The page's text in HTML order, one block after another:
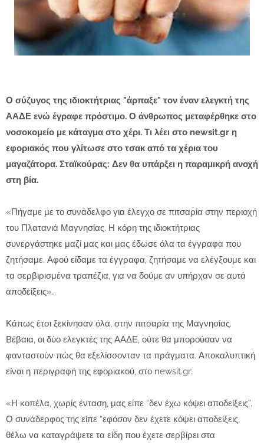
Ο σύζυγος της ιδιοκτήτριας "άρπαξε" τον έναν ελεγκτή της
ΑΑΔΕ ενώ έγραφε πρόστιμο. Ο άνθρωπος μεταφέρθηκε στο
νοσοκομείο με κάταγμα στο χέρι. Τι λέει στο newsit.gr η
εφοριακός που γλίτωσε στο τσακ από τα χέρια του
μαγαζάτορα. Σταϊκούρας: Δεν θα υπάρξει η παραμικρή ανοχή
στη βία.
«Πήγαμε με το συνάδελφο για έλεγχο σε πιτσαρία στην περιοχή
του Πλατανιά Μαγνησίας. Η κόρη της ιδιοκτήτριας
συνεργάστηκε μαζί μας και μας έδωσε όλα τα έγγραφα που
ζητήσαμε. Αφού είδαμε τα έγγραφα, ζητήσαμε να ελέγξουμε και
τα σερβιρισμένα τραπέζια, για να δούμε αν υπήρχαν σε αυτά
αποδείξεις»…
Κάπως έτσι ξεκίνησαν όλα, στην πιτσαρία της Μαγνησίας.
Βέβαια, οι δύο ελεγκτές της ΑΑΔΕ, ούτε θα μπορούσαν να
φανταστούν πώς θα εξελίσσονταν τα πράγματα. Αποκαλυπτική
είναι η περιγραφή της εφοριακού, στο newsit.gr:
«Η κοπέλα, χωρίς ένταση, μας είπε “δεν έχω κόψει αποδείξεις”.
Ο συνάδερφος της είπε “εφόσον δεν έχετε κόψει αποδείξεις,
θέλω να καταγράψετε τα είδη που έχετε σερβίρει στα